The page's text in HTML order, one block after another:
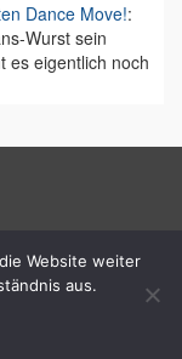
Dance Move!:
Wurst sein
es eigentlich noch
Website weiter
aus.